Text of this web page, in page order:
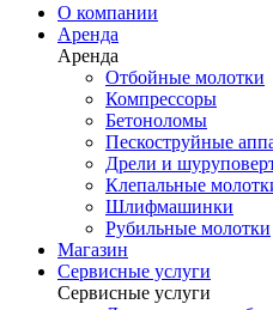
О компании
Аренда
Аренда
Отбойные молотки
Компрессоры
Бетоноломы
Пескоструйные
Дрели и
Клепальные
Шлифмашинки
Рубильные молотки
Магазин
Сервисные услуги
Сервисные услуги